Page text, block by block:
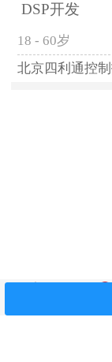
DSP开发
18 - 60岁
北京四利通控